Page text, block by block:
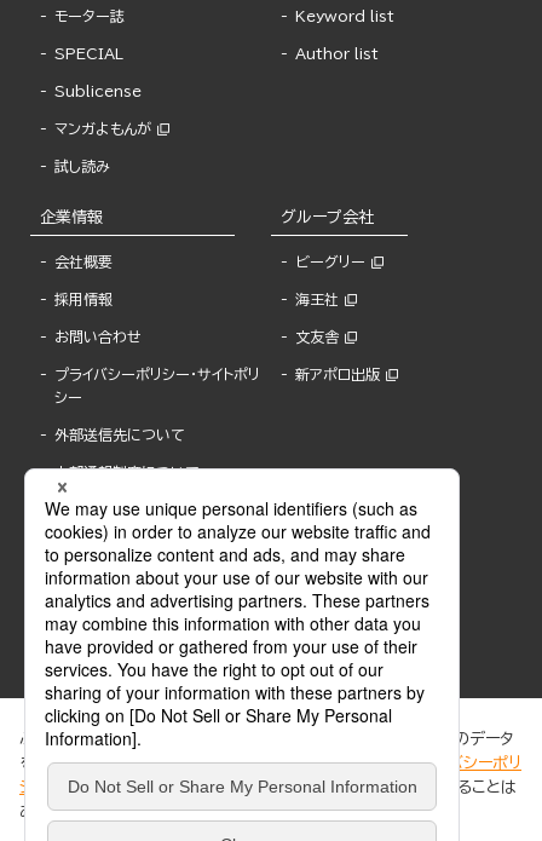
モーター誌
SPECIAL
Sublicense
マンガよもんが
試し読み
Keyword list
Author list
企業情報
会社概要
採用情報
お問い合わせ
プライバシーポリシー・サイトポリ
シー
外部送信先について
内部通報制度について
グループ会社
ビーグリー
海王社
文友舎
新アポロ出版
ABJマークは、この電子書店・電子書籍配信サービスが、著作権者からコンテンツ使用許諾を
得た正規版配信サービスであることを示す登録商標(登録番号 第6091713号)です。
ABJマークの詳細、ABJマークを掲示しているサービスの一覧はこちら。
ぶんか社が運営するサイトでは、利便性向上のためにCookie等のデータ
を使用しています。 当社のCookieについての詳細は、「プライバシーポリ
シー
」をご覧ください。当サイトでは、訪問者の個人情報を追跡することは
ありません。